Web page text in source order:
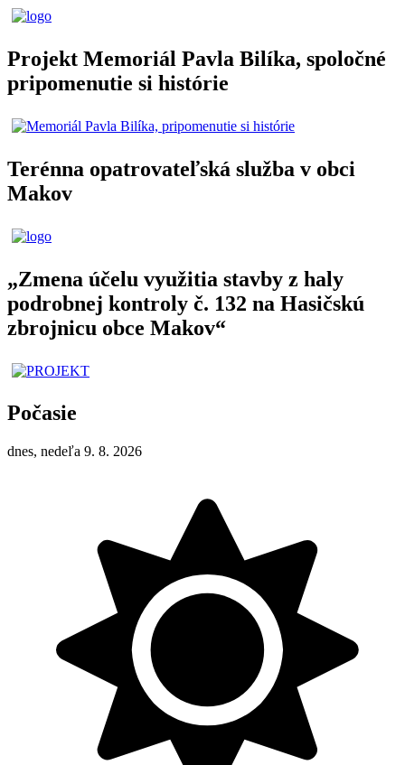
Projekt Memoriál Pavla Bilíka, spoločné
pripomenutie si histórie
Terénna opatrovateľská služba v obci
Makov
„Zmena účelu využitia stavby z haly
podrobnej kontroly č. 132 na Hasičskú
zbrojnicu obce Makov“
Počasie
dnes, nedeľa 9. 8. 2026